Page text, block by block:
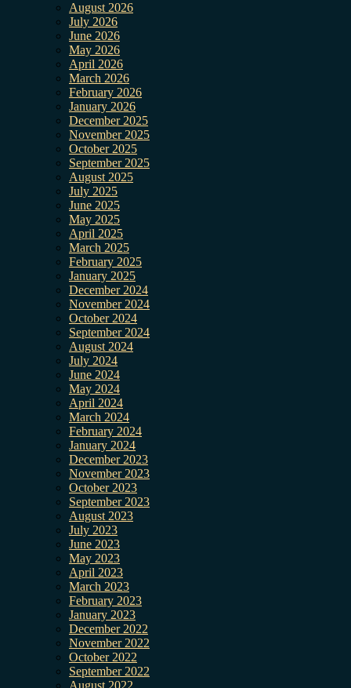
August 2026
July 2026
June 2026
May 2026
April 2026
March 2026
February 2026
January 2026
December 2025
November 2025
October 2025
September 2025
August 2025
July 2025
June 2025
May 2025
April 2025
March 2025
February 2025
January 2025
December 2024
November 2024
October 2024
September 2024
August 2024
July 2024
June 2024
May 2024
April 2024
March 2024
February 2024
January 2024
December 2023
November 2023
October 2023
September 2023
August 2023
July 2023
June 2023
May 2023
April 2023
March 2023
February 2023
January 2023
December 2022
November 2022
October 2022
September 2022